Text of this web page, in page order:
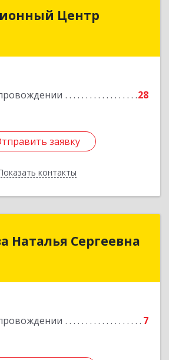
Центр
28
заявку
контакты
Центр
обл, Красноуфимск г,
заявку
Назад
Наталья Сергеевна
7